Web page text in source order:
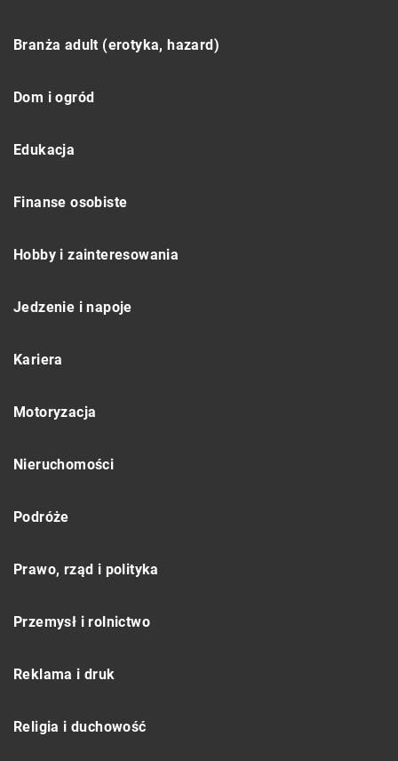
Branża adult (erotyka, hazard)
Dom i ogród
Edukacja
Finanse osobiste
Hobby i zainteresowania
Jedzenie i napoje
Kariera
Motoryzacja
Nieruchomości
Podróże
Prawo, rząd i polityka
Przemysł i rolnictwo
Reklama i druk
Religia i duchowość